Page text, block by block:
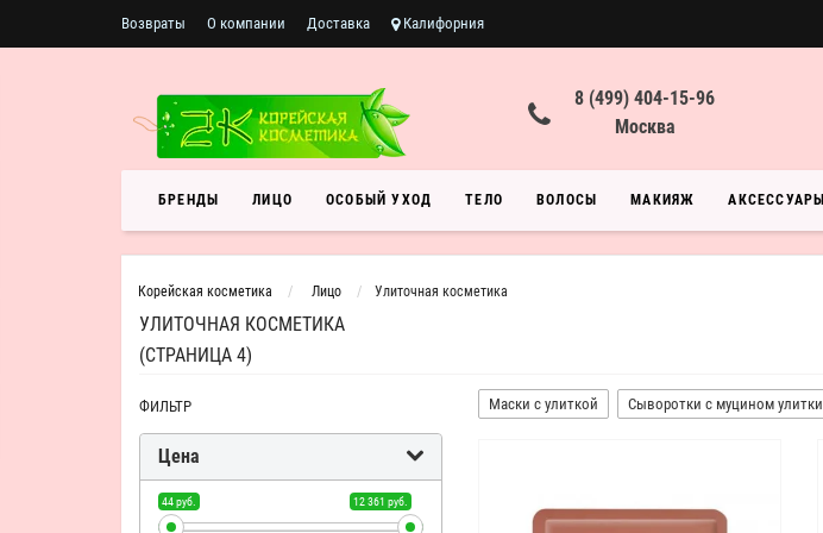
Возвраты О компании Доставка Калифорния
8 (499) 404-15-96
Москва
БРЕНДЫ ЛИЦО ОСОБЫЙ УХОД ТЕЛО ВОЛОСЫ МАКИЯЖ АКСЕССУАРЫ
Корейская косметика Лицо Улиточная косметика
УЛИТОЧНАЯ КОСМЕТИКА
(СТРАНИЦА 4)
ФИЛЬТР
Цена
44 руб. 12 361 руб.
Маски с улиткой Сыворотки с муцином улитки